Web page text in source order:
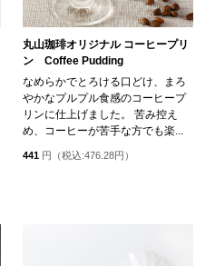
丸山珈琲オリジナル コーヒープリ
ン Coffee Pudding
なめらかでとろける口どけ、まろ
やかなプルプル食感のコーヒープ
リンに仕上げました。 苦み控え
め、コーヒーが苦手な方でも楽...
441 円（税込:476.28円）